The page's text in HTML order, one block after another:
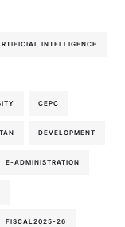
INTELLIGENCE
CEPC
DEVELOPMENT
E-ADMINISTRATION
FISCAL2025-26